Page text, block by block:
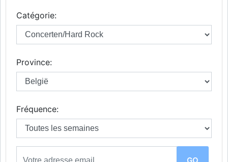
Catégorie:
Province:
Fréquence: